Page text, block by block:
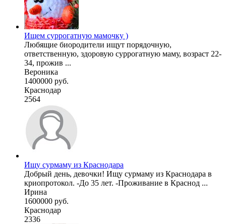
Ищем суррогатную мамочку )
Любящие биородители ищут порядочную,
ответственную, здоровую суррогатную маму, возраст 22-
34, прожив ...
Вероника
1400000 руб.
Краснодар
2564
Ищу сурмаму из Краснодара
Добрый день, девочки! Ищу сурмаму из Краснодара в
криопротокол. -До 35 лет. -Проживание в Краснод ...
Ирина
1600000 руб.
Краснодар
2336